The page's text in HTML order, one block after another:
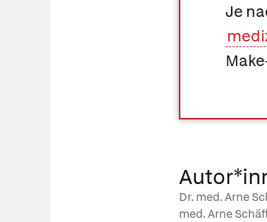
Je
Dr. med. Arne
med. Arne